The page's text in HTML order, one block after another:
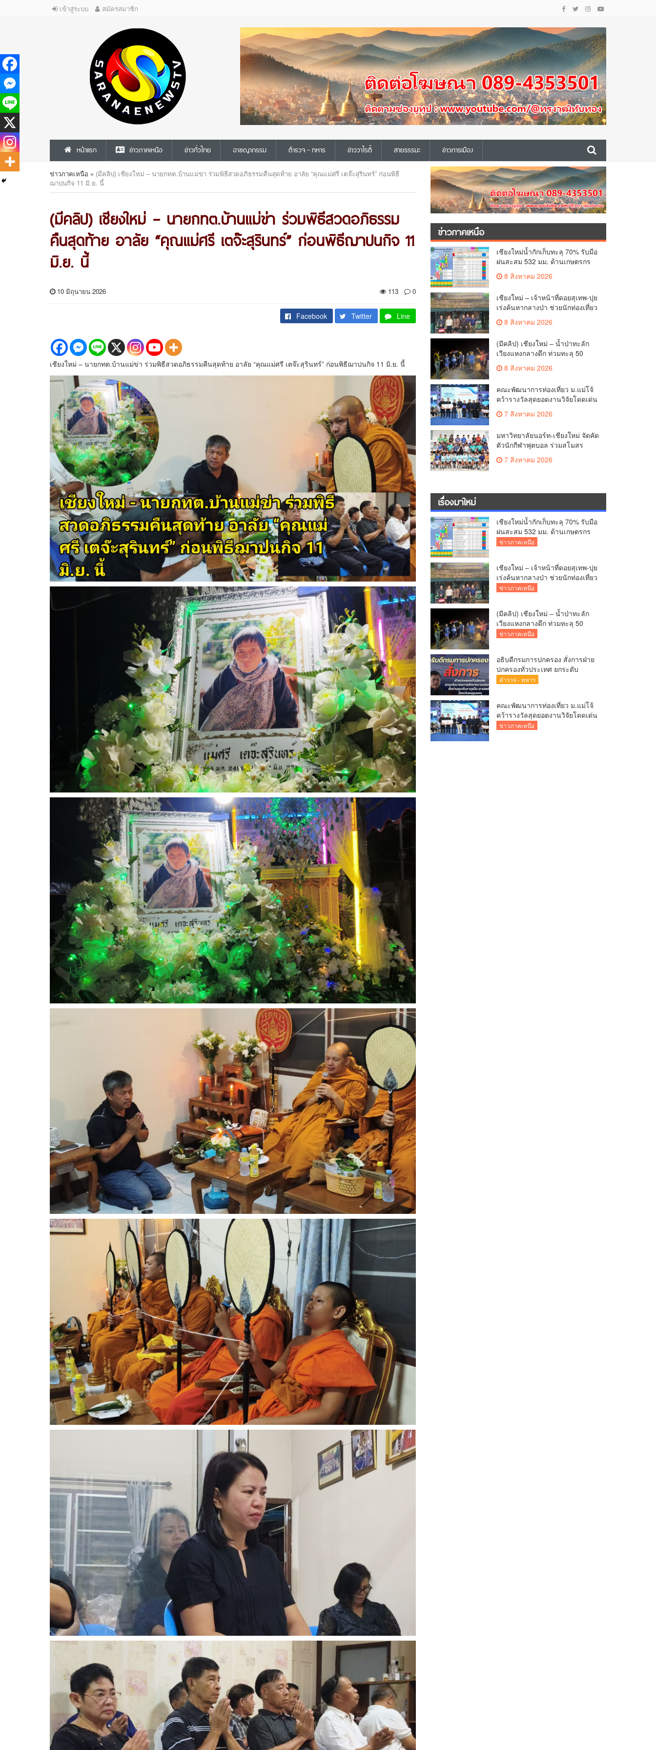
เข้าสู่ระบบ สมัครสมาชิก
หน้าแรก ข่าวภาคเหนือ ข่าวทั่วไทย อาชญากรรม ตำรวจ - ทหาร ข่าววาไรตี้ สายธรรมะ ข่าวการเมือง
ข่าวภาคเหนือ » (มีคลิป) เชียงใหม่ – นายกทต.บ้านแม่ข่า ร่วมพิธีสวดอภิธรรมคืนสุดท้าย อาลัย “คุณแม่ศรี เตจ๊ะสุรินทร์” ก่อนพิธี
ฌาปนกิจ 11 มิ.ย. นี้
(มีคลิป) เชียงใหม่ – นายกทต.บ้านแม่ข่า ร่วมพิธีสวดอภิธรรม
คืนสุดท้าย อาลัย “คุณแม่ศรี เตจ๊ะสุรินทร์” ก่อนพิธีฌาปนกิจ 11
มิ.ย. นี้
10 มิถุนายน 2026 113 0
Facebook Twitter Line
เชียงใหม่ – นายกทต.บ้านแม่ข่า ร่วมพิธีสวดอภิธรรมคืนสุดท้าย อาลัย “คุณแม่ศรี เตจ๊ะสุรินทร์” ก่อนพิธีฌาปนกิจ 11 มิ.ย. นี้
ข่าวภาคเหนือ
เชียงใหม่น้ำกักเก็บทะลุ 70% รับมือ
ฝนสะสม 532 มม. ด้านเกษตรกร
เดินหน้าเพาะปลูกแล้วกว่า 2.7
แสนไร่
8 สิงหาคม 2026
เชียงใหม่ – เจ้าหน้าที่ดอยสุเทพ-ปุย
เร่งค้นหากลางป่า ช่วยนักท่องเที่ยว
หลงทางส่งกลับอ้อมกอดครอบครัว
ปลอดภัย
8 สิงหาคม 2026
(มีคลิป) เชียงใหม่ – น้ำป่าทะลัก
เวียงแหงกลางดึก ท่วมทะลุ 50
หลังคาเรือน เจ้าหน้าที่เร่งอพยพผู้
ป่วยติดเตียง-ชาวบ้านหนีน้ำวุ่น
8 สิงหาคม 2026
คณะพัฒนาการท่องเที่ยว ม.แม่โจ้
คว้ารางวัลสุดยอดงานวิจัยโดดเด่น
“ระดับดีมาก”เวที APPTech EXPO
2026 เทคโนโลยีที่เหมาะสมเพื่อ
7 สิงหาคม 2026
มหาวิทยาลัยนอร์ท-เชียงใหม่ จัดคัด
ตัวนักกีฬาฟุตบอล ร่วมสโมสร
นอร์ท-เชียงใหม่ ยูไนเต็ด พร้อม
มอบทุนการศึกษา ปีการศึกษา 2570
7 สิงหาคม 2026
เรื่องมาใหม่
เชียงใหม่น้ำกักเก็บทะลุ 70% รับมือ
ฝนสะสม 532 มม. ด้านเกษตรกร
เดินหน้าเพาะปลูกแล้วกว่า 2.7
ข่าวภาคเหนือ
เชียงใหม่ – เจ้าหน้าที่ดอยสุเทพ-ปุย
เร่งค้นหากลางป่า ช่วยนักท่องเที่ยว
หลงทางส่งกลับอ้อมกอดครอบครัว
ข่าวภาคเหนือ
(มีคลิป) เชียงใหม่ – น้ำป่าทะลัก
เวียงแหงกลางดึก ท่วมทะลุ 50
หลังคาเรือน เจ้าหน้าที่เร่งอพยพผู้
ข่าวภาคเหนือ
อธิบดีกรมการปกครอง สั่งการฝ่าย
ปกครองทั่วประเทศ ยกระดับ
มาตรการรักษาความปลอดภัย ตั้ง
อาชญากรรมในพื้นที่
ตำรวจ - ทหาร
คณะพัฒนาการท่องเที่ยว ม.แม่โจ้
คว้ารางวัลสุดยอดงานวิจัยโดดเด่น
“ระดับดีมาก”เวที APPTech EXPO
ข่าวภาคเหนือ